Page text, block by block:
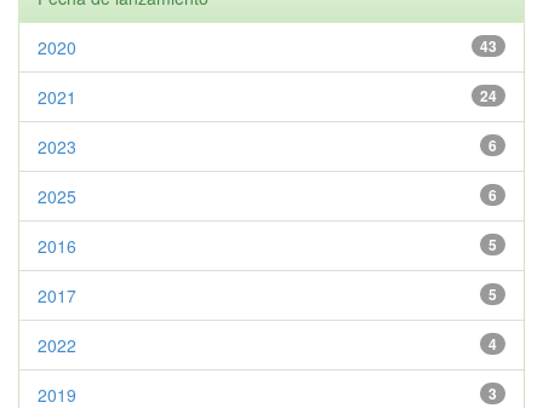
43
2020
24
2021
6
2023
6
2025
5
2016
5
2017
4
2022
3
2019